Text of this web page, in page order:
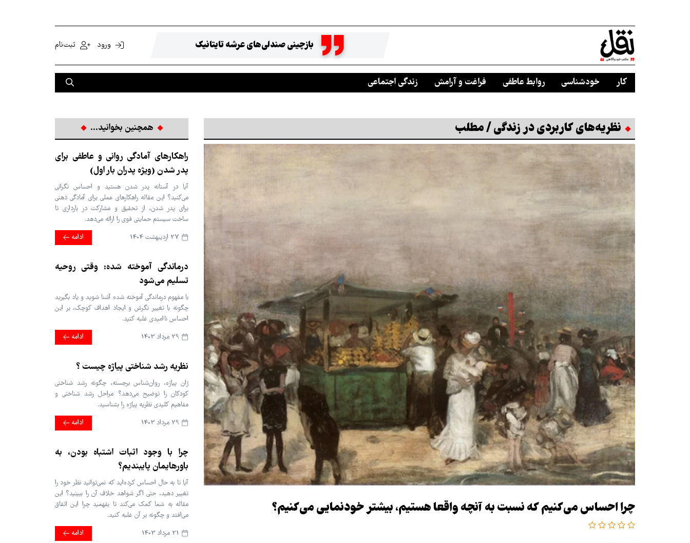
بازچینی صندلی‌های عرشه تایتانیک ورود ثبت‌نام
کار خودشناسی روابط عاطفی فراغت و آرامش زندگی اجتماعی
نظریه‌های کاربردی در زندگی / مطلب
چرا احساس می‌کنیم که نسبت به آنچه واقعا هستیم، بیشتر خودنمایی می‌کنیم؟
همچنین بخوانید...
راهکارهای آمادگی روانی و عاطفی برای
پدر شدن (ویژه پدران بار اول)
آیا در آستانه پدر شدن هستید و احساس نگرانی
می‌کنید؟ این مقاله راهکارهای عملی برای آمادگی ذهنی
برای پدر شدن، از تحقیق و مشارکت در بارداری تا
ساخت سیستم حمایتی قوی را ارائه می‌دهد.
ادامه
درماندگی آموخته شده: وقتی روحیه
تسلیم می‌شود
با مفهوم درماندگی آموخته شده آشنا شوید و یاد بگیرید
چگونه با تغییر نگرش و ایجاد اهداف کوچک، بر این
احساس ناامیدی غلبه کنید.
ادامه
نظریه رشد شناختی پیاژه چیست ؟
ژان پیاژه، روان‌شناس برجسته، چگونه رشد شناختی
کودکان را توضیح می‌دهد؟ مراحل رشد شناختی و
مفاهیم کلیدی نظریه پیاژه را بشناسید.
ادامه
چرا با وجود اثبات اشتباه بودن، به
باورهایمان پایبندیم؟
آیا تا به حال احساس کرده‌اید که نمی‌توانید نظر خود را
تغییر دهید، حتی اگر شواهد خلاف آن را ببینید؟ این
مقاله به شما کمک می‌کند تا بفهمید چرا این اتفاق
می‌افتد و چگونه بر آن غلبه کنید.
ادامه